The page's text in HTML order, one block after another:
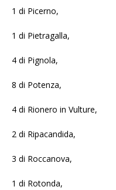
1 di Picerno,
1 di Pietragalla,
4 di Pignola,
8 di Potenza,
4 di Rionero in Vulture,
2 di Ripacandida,
3 di Roccanova,
1 di Rotonda,